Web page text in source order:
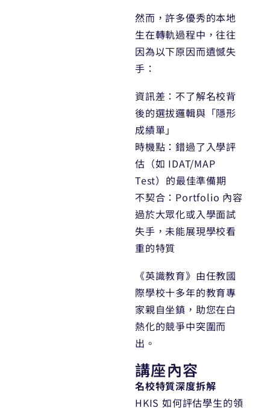
然而，許多優秀的本地
生在轉軌過程中，往往
因為以下原因而遺憾失
手：
資訊差：不了解名校背
後的選拔邏輯與「隱形
成績單」
時機點：錯過了入學評
估（如 IDAT/MAP
Test）的最佳準備期
不契合：Portfolio 內容
過於大眾化或入學面試
失手，未能展現學校看
重的特質
《英識教育》由任教國
際學校十多年的教育專
家親自坐鎮，助您在白
熱化的競爭中突圍而
出。
講座內容
名校特質深度拆解
HKIS 如何評估學生的領